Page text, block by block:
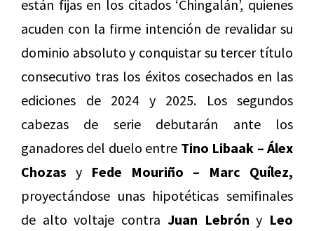
están fijas en los citados ‘Chingalán’, quienes
acuden con la firme intención de revalidar su
dominio absoluto y conquistar su tercer título
consecutivo tras los éxitos cosechados en las
ediciones de 2024 y 2025. Los segundos
cabezas de serie debutarán ante los
ganadores del duelo entre Tino Libaak – Álex
Chozas y Fede Mouriño – Marc Quílez,
proyectándose unas hipotéticas semifinales
de alto voltaje contra Juan Lebrón y Leo